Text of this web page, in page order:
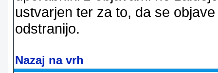
ustvarjen ter za to, da se
odstranijo.
Nazaj na vrh